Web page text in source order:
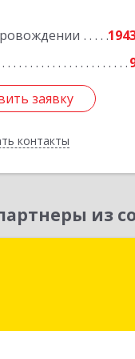
заявку
контакты
заявку
Назад
из
обл, Егорьевск г,